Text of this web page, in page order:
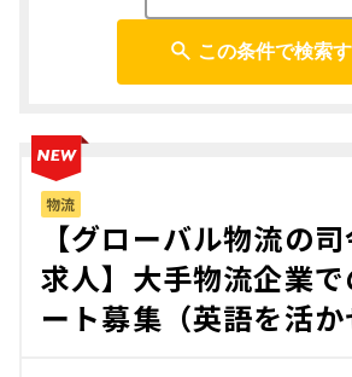
この条件で検索
物流
【グローバル物流の
求人】大手物流企業
ート募集（英語を活か